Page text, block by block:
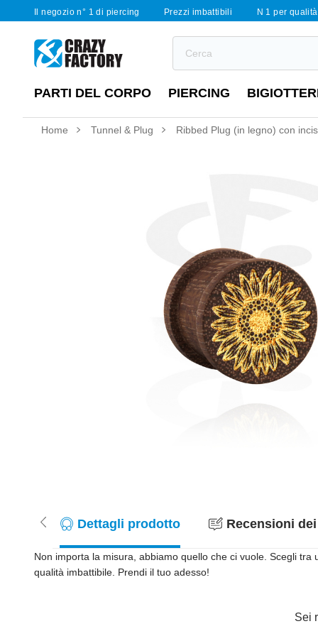
Il negozio n° 1 di piercing Prezzi imbattibili N 1 per
PARTI DEL CORPO PIERCING
Home Tunnel & Plug Ribbed Plug (in legno) con
Dettagli prodotto Recensioni
Non importa la misura, abbiamo quello che ci vuole. Scegli
qualità imbattibile. Prendi il tuo adesso!
Sei